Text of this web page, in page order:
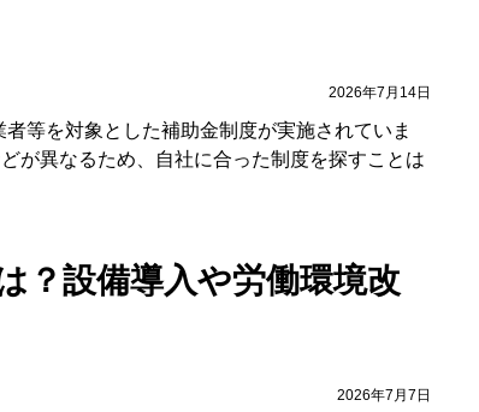
2026年7月14日
等を対象とした補助金制度が実施されていま
が異なるため、自社に合った制度を探すことは
？設備導入や労働環境改
2026年7月7日